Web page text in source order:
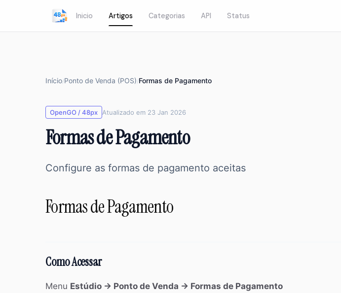
Inicio Artigos Categorias API Status
Início/Ponto de Venda (POS)/Formas de Pagamento
OpenGO / 48px Atualizado em 23 Jan 2026
Formas de Pagamento
Configure as formas de pagamento aceitas
Formas de Pagamento
Como Acessar
Menu Estúdio → Ponto de Venda → Formas de Pagamento